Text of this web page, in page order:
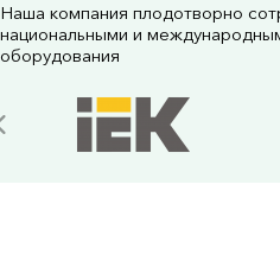
Наша компания плодотворно
национальными и
оборудования